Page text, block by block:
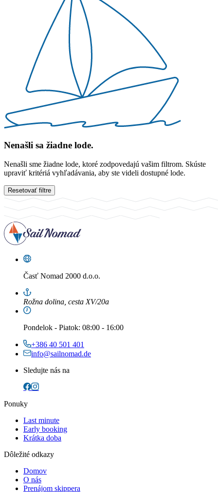
Nenašli sa žiadne lode.
Nenašli sme žiadne lode, ktoré zodpovedajú vašim filtrom. Skúste
upraviť kritériá vyhľadávania, aby ste videli dostupné lode.
Resetovať filtre
Časť Nomad 2000 d.o.o.
Rožna dolina, cesta XV/20a
Pondelok - Piatok: 08:00 - 16:00
+386 40 501 401
info@sailnomad.de
Sledujte nás na
Ponuky
Last minute
Early booking
Krátka doba
Dôležité odkazy
Domov
O nás
Prenájom skippera